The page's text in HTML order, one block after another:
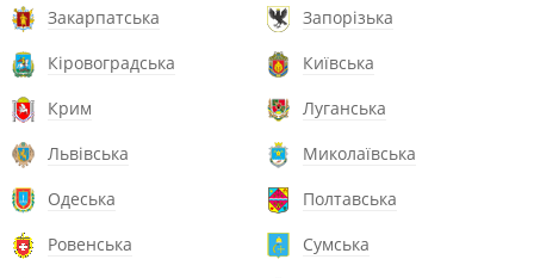
Закарпатська
Запорізька
Кіровоградська
Київська
Крим
Луганська
Львівська
Миколаївська
Одеська
Полтавська
Ровенська
Сумська